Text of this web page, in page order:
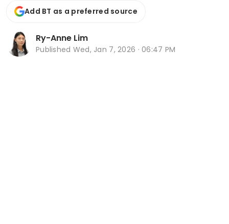
Add BT as a preferred source
Ry-Anne Lim
Published Wed, Jan 7, 2026 · 06:47 PM